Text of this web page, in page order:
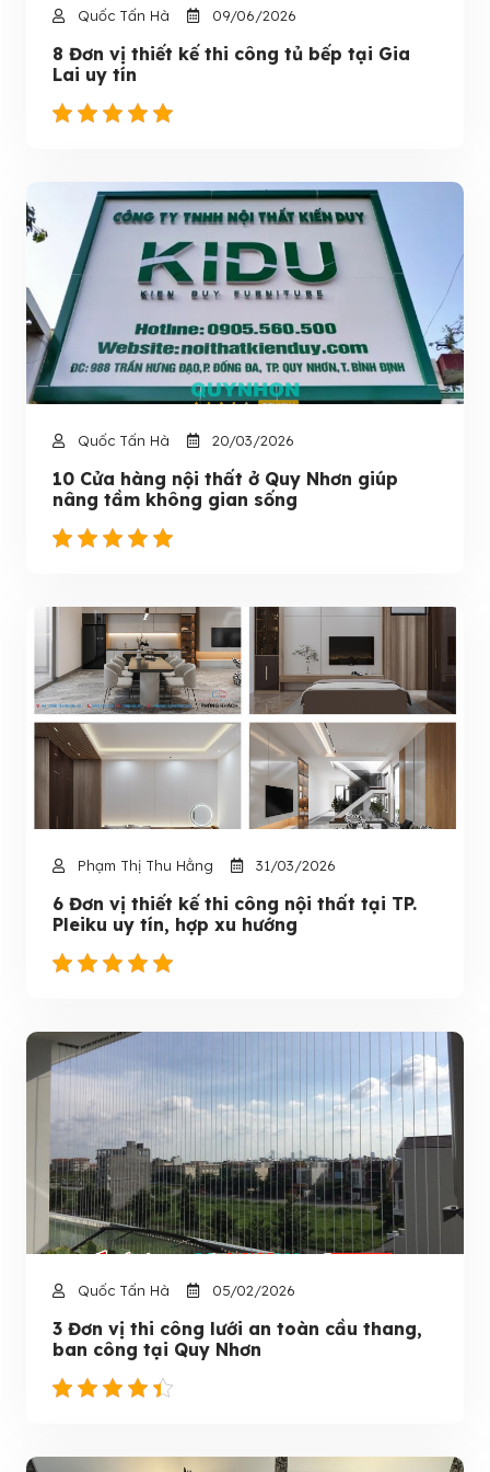
Quốc Tấn Hà 09/06/2026
8 Đơn vị thiết kế thi công tủ bếp tại Gia
Lai uy tín
Quốc Tấn Hà 20/03/2026
10 Cửa hàng nội thất ở Quy Nhơn giúp
nâng tầm không gian sống
Phạm Thị Thu Hằng 31/03/2026
6 Đơn vị thiết kế thi công nội thất tại TP.
Pleiku uy tín, hợp xu hướng
Quốc Tấn Hà 05/02/2026
3 Đơn vị thi công lưới an toàn cầu thang,
ban công tại Quy Nhơn